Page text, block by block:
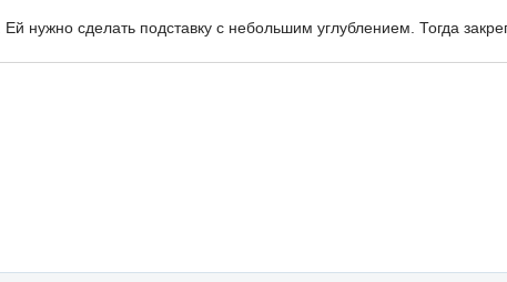
нужно сделать подставку с небольшим углублением. Тогда